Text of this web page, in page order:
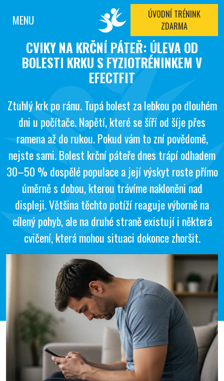
MENU
ÚVODNÍ TRÉNINK
ZDARMA
CVIKY NA KRČNÍ PÁTEŘ: ÚLEVA OD
BOLESTI KRKU S FYZIOTRÉNINKEM V
EFECTFIT
Ztuhlý krk po ránu. Tupá bolest za lebkou po dlouhém
dni u počítače. Napětí, které se šíří od šíje přes
ramena až do rukou. Pokud vám to zní povědomě,
nejste sami. Bolest krční páteře dnes trápí odhadem
30–50 % dospělé populace a její výskyt roste přímo
úměrně s dobou, kterou trávíme nakloněni nad
displeji. Většina těchto potíží reaguje výborně na
cílený pohyb, ale na druhé straně existují i některá
cvičení, která mohou situaci dokonce zhoršit.